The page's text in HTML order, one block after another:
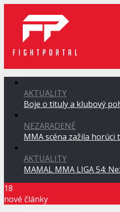
AKTUALITY
Boje o tituly a klubový
NEZARADENÉ
MMA scéna zažila horúci
AKTUALITY
MAMAL MMA LIGA 54:
18
nové články